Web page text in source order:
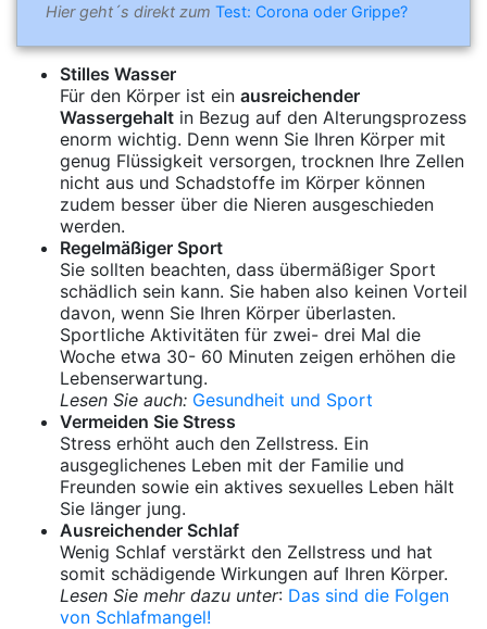
Hier geht´s direkt zum Test: Corona oder Grippe?
Stilles Wasser
Für den Körper ist ein ausreichender
Wassergehalt in Bezug auf den Alterungsprozess
enorm wichtig. Denn wenn Sie Ihren Körper mit
genug Flüssigkeit versorgen, trocknen Ihre Zellen
nicht aus und Schadstoffe im Körper können
zudem besser über die Nieren ausgeschieden
werden.
Regelmäßiger Sport
Sie sollten beachten, dass übermäßiger Sport
schädlich sein kann. Sie haben also keinen Vorteil
davon, wenn Sie Ihren Körper überlasten.
Sportliche Aktivitäten für zwei- drei Mal die
Woche etwa 30- 60 Minuten zeigen erhöhen die
Lebenserwartung.
Lesen Sie auch: Gesundheit und Sport
Vermeiden Sie Stress
Stress erhöht auch den Zellstress. Ein
ausgeglichenes Leben mit der Familie und
Freunden sowie ein aktives sexuelles Leben hält
Sie länger jung.
Ausreichender Schlaf
Wenig Schlaf verstärkt den Zellstress und hat
somit schädigende Wirkungen auf Ihren Körper.
Lesen Sie mehr dazu unter: Das sind die Folgen
von Schlafmangel!